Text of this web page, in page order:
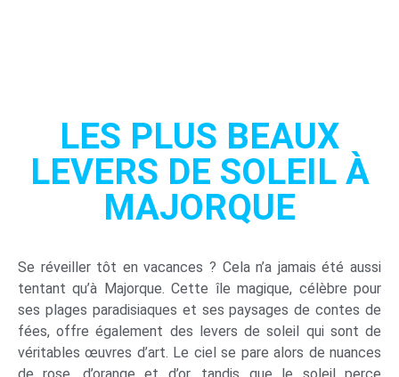
LES PLUS BEAUX
LEVERS DE SOLEIL À
MAJORQUE
Se réveiller tôt en vacances ? Cela n’a jamais été aussi
tentant qu’à Majorque. Cette île magique, célèbre pour
ses plages paradisiaques et ses paysages de contes de
fées, offre également des levers de soleil qui sont de
véritables œuvres d’art. Le ciel se pare alors de nuances